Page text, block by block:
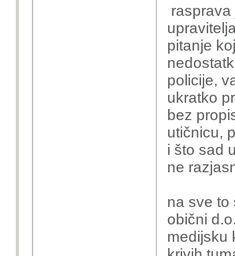
pitanje
policije,
ukratko
bez
utičnicu,
i što sad
ne
na sve to
obični
medijsku